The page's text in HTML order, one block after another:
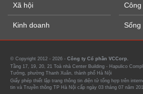
Xã hội
Kinh doanh
Công
Sống
© Copyright 2012 - 2026 - Công ty Cổ phần VCCorp.
Tầng 17, 19, 20, 21 Toà nhà Center Building - Hapulico
Tưởng, phường Thanh Xuân, thành phố Hà Nội
Giấy phép thiết lập trang thông tin điện tử tổng hợp trên
tin và Truyền thông TP Hà Nội cấp ngày 03 tháng 07 năm